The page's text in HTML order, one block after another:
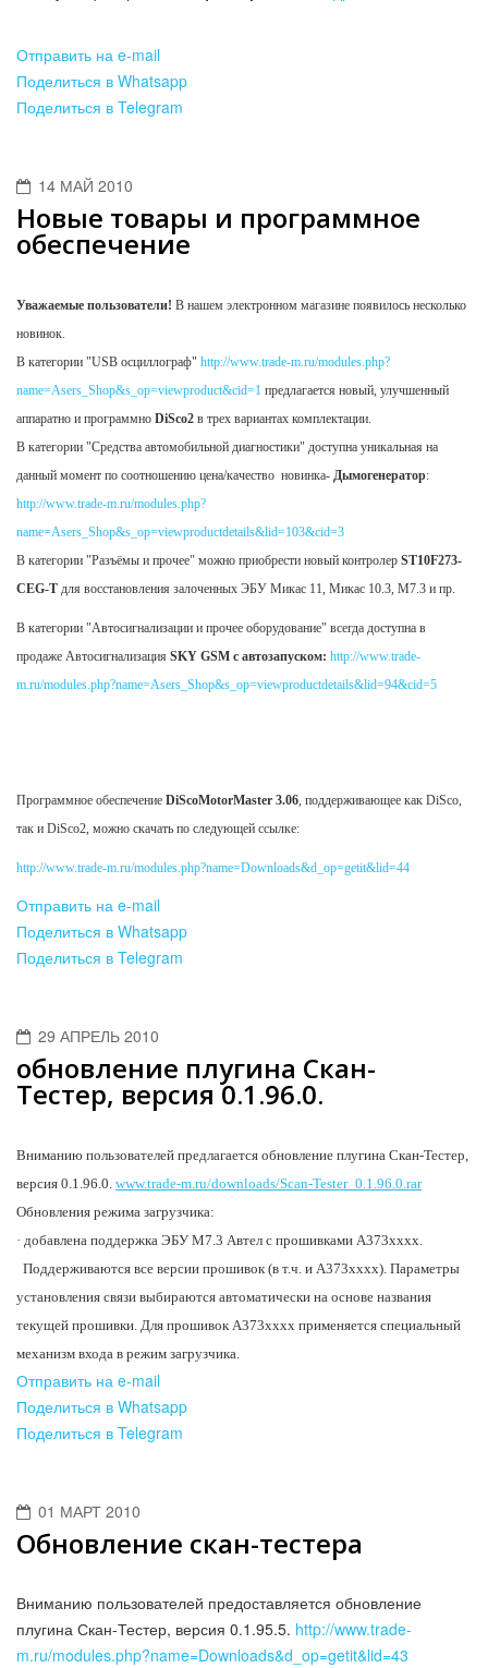
Отправить на e-mail
Поделиться в Whatsapp
Поделиться в Telegram
14 МАЙ 2010
Новые товары и программное
обеспечение
Уважаемые пользователи! В нашем электронном магазине появилось несколько
новинок.
В категории "USB осциллограф" http://www.trade-m.ru/modules.php?
name=Asers_Shop&s_op=viewproduct&cid=1 предлагается новый, улучшенный
аппаратно и программно DiSco2 в трех вариантах комплектации.
В категории "Средства автомобильной диагностики" доступна уникальная на
данный момент по соотношению цена/качество новинка- Дымогенератор:
http://www.trade-m.ru/modules.php?
name=Asers_Shop&s_op=viewproductdetails&lid=103&cid=3
В категории "Разъёмы и прочее" можно приобрести новый контролер ST10F273-
CEG-T для восстановления залоченных ЭБУ Микас 11, Микас 10.3, М7.3 и пр.
В категории "Автосигнализации и прочее оборудование" всегда доступна в
продаже Автосигнализация SKY GSM с автозапуском: http://www.trade-
m.ru/modules.php?name=Asers_Shop&s_op=viewproductdetails&lid=94&cid=5
Программное обеспечение DiScoMotorMaster 3.06, поддерживающее как DiSco,
так и DiSco2, можно скачать по следующей ссылке:
http://www.trade-m.ru/modules.php?name=Downloads&d_op=getit&lid=44
Отправить на e-mail
Поделиться в Whatsapp
Поделиться в Telegram
29 АПРЕЛЬ 2010
обновление плугина Скан-
Тестер, версия 0.1.96.0.
Вниманию пользователей предлагается обновление плугина Скан-Тестер,
версия 0.1.96.0. www.trade-m.ru/downloads/Scan-Tester_0.1.96.0.rar
Обновления режима загрузчика:
· добавлена поддержка ЭБУ М7.3 Автел с прошивками A373xxxx.
Поддерживаются все версии прошивок (в т.ч. и A373xxxx). Параметры
установления связи выбираются автоматически на основе названия
текущей прошивки. Для прошивок A373xxxx применяется специальный
механизм входа в режим загрузчика.
Отправить на e-mail
Поделиться в Whatsapp
Поделиться в Telegram
01 МАРТ 2010
Обновление скан-тестера
Вниманию пользователей предоставляется обновление
плугина Скан-Тестер, версия 0.1.95.5. http://www.trade-
m.ru/modules.php?name=Downloads&d_op=getit&lid=43